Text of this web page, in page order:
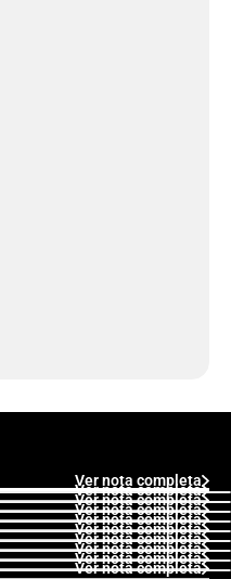
Ver nota completa
Ver nota completa
Ver nota completa
Ver nota completa
Ver nota completa
Ver nota completa
Ver nota completa
Ver nota completa
Ver nota completa
Ver nota completa